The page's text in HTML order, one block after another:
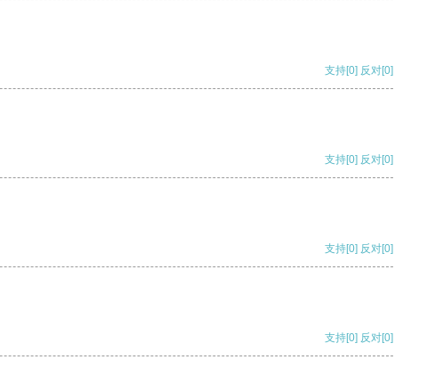
支持[0] 反对[0]
支持[0] 反对[0]
支持[0] 反对[0]
支持[0] 反对[0]